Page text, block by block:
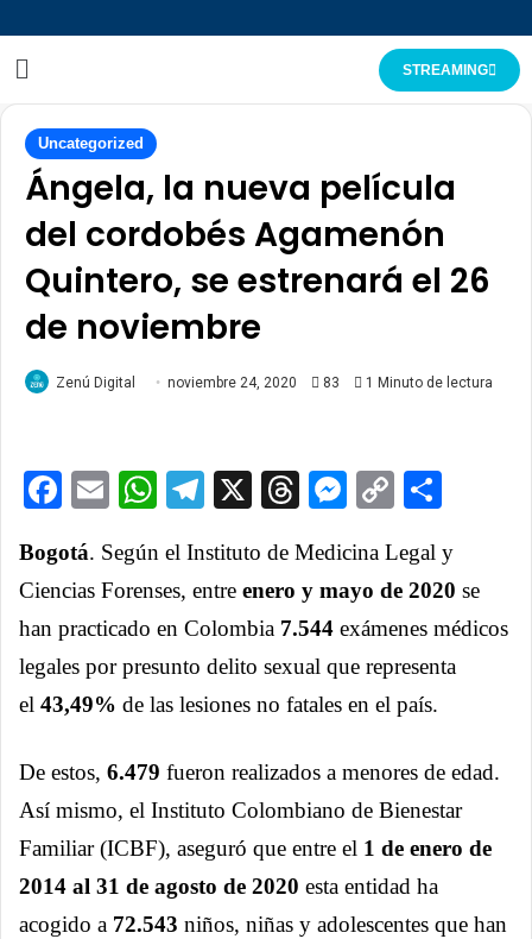
STREAMING
Uncategorized
Ángela, la nueva película
del cordobés Agamenón
Quintero, se estrenará el 26
de noviembre
Zenú Digital noviembre 24, 2020 83 1 Minuto de lectura
Facebook
EmailWhatsApp
Telegram
X ThreadsCopy
Bogotá. Según el Instituto de Medicina Legal y
Ciencias Forenses, entre enero y mayo de 2020 se
han practicado en Colombia 7.544 exámenes médicos
legales por presunto delito sexual que representa
el 43,49% de las lesiones no fatales en el país.
De estos, 6.479 fueron realizados a menores de edad.
Así mismo, el Instituto Colombiano de Bienestar
Familiar (ICBF), aseguró que entre el 1 de enero de
2014 al 31 de agosto de 2020 esta entidad ha
acogido a 72.543 niños, niñas y adolescentes que han